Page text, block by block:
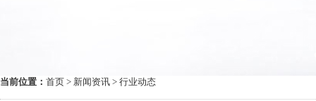
当前位置： 首页 > 新闻资讯 > 行业动态